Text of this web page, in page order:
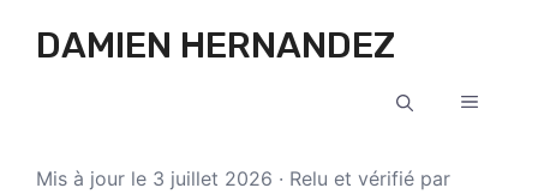
DAMIEN HERNANDEZ
Mis à jour le 3 juillet 2026 · Relu et vérifié par